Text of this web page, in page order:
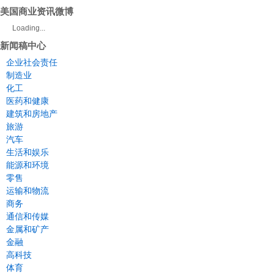
美国商业资讯微博
Loading...
新闻稿中心
企业社会责任
制造业
化工
医药和健康
建筑和房地产
旅游
汽车
生活和娱乐
能源和环境
零售
运输和物流
商务
通信和传媒
金属和矿产
金融
高科技
体育